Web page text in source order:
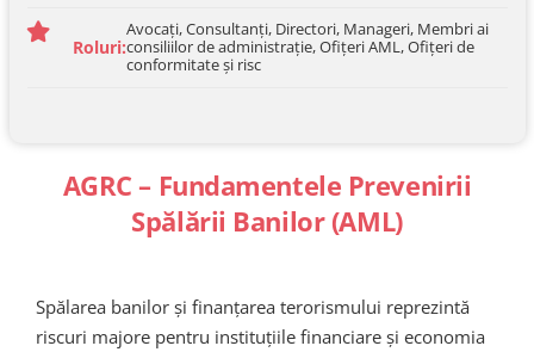
AGRC – Fundamentele Prevenirii
Spălării Banilor (AML)
Spălarea banilor și finanțarea terorismului reprezintă
riscuri majore pentru instituțiile financiare și economia
Roluri:
Avocați, Consultanți, Directori, Manageri, Membri ai
consiliilor de administrație, Ofițeri AML, Ofițeri de
conformitate și risc